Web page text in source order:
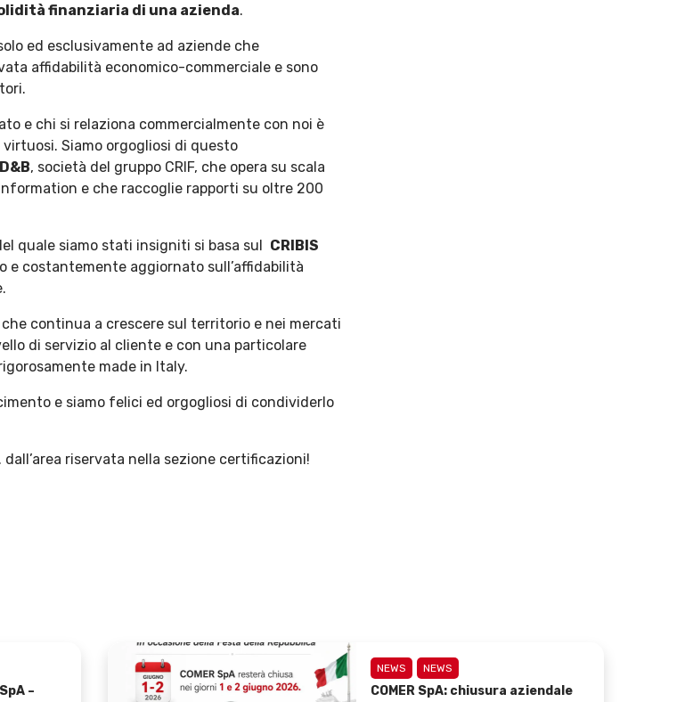
finanziaria di una azienda.
ed esclusivamente ad aziende che
affidabilità economico-commerciale e sono
e chi si relaziona commercialmente con noi è
Siamo orgogliosi di questo
, società del gruppo CRIF, che opera su scala
e che raccoglie rapporti su oltre 200
quale siamo stati insigniti si basa sul CRIBIS
e costantemente aggiornato sull’affidabilità
che continua a crescere sul territorio e nei mercati
di servizio al cliente e con una particolare
made in Italy.
e siamo felici ed orgogliosi di condividerlo
dall’area riservata nella sezione certificazioni!
–
NEWS NEWS
COMER SpA: chiusura aziendale